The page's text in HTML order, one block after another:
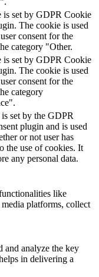
is set by GDPR Cookie
The cookie is used
consent for the
category "Other.
is set by GDPR Cookie
The cookie is used
consent for the
category
set by the GDPR
plugin and is used
or not user has
the use of cookies. It
any personal data.
like
platforms, collect
and analyze the key
in delivering a